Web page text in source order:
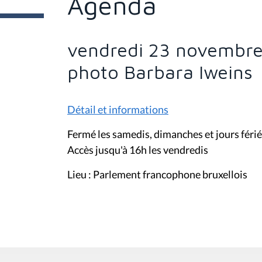
e
s
vendredi 23
photo Barbara Iweins
Détail et informations
Fermé les samedis, dimanches et jours
Accès jusqu'à 16h les vendredis
Lieu : Parlement francophone bruxellois